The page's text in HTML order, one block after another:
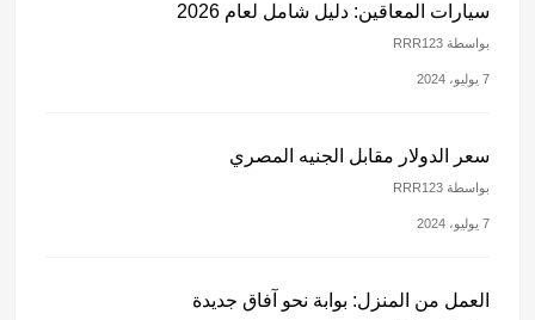
سيارات المعاقين: دليل شامل لعام 2026
بواسطة RRR123
7 يوليو، 2024
سعر الدولار مقابل الجنيه المصري
بواسطة RRR123
7 يوليو، 2024
العمل من المنزل: بوابة نحو آفاق جديدة